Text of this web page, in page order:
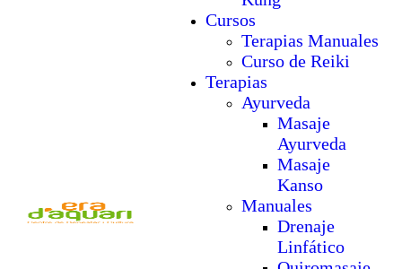
Cursos
Terapias Manuales
Curso de Reiki
Terapias
Ayurveda
Masaje
Ayurveda
Masaje
Kanso
Manuales
Drenaje
Linfático